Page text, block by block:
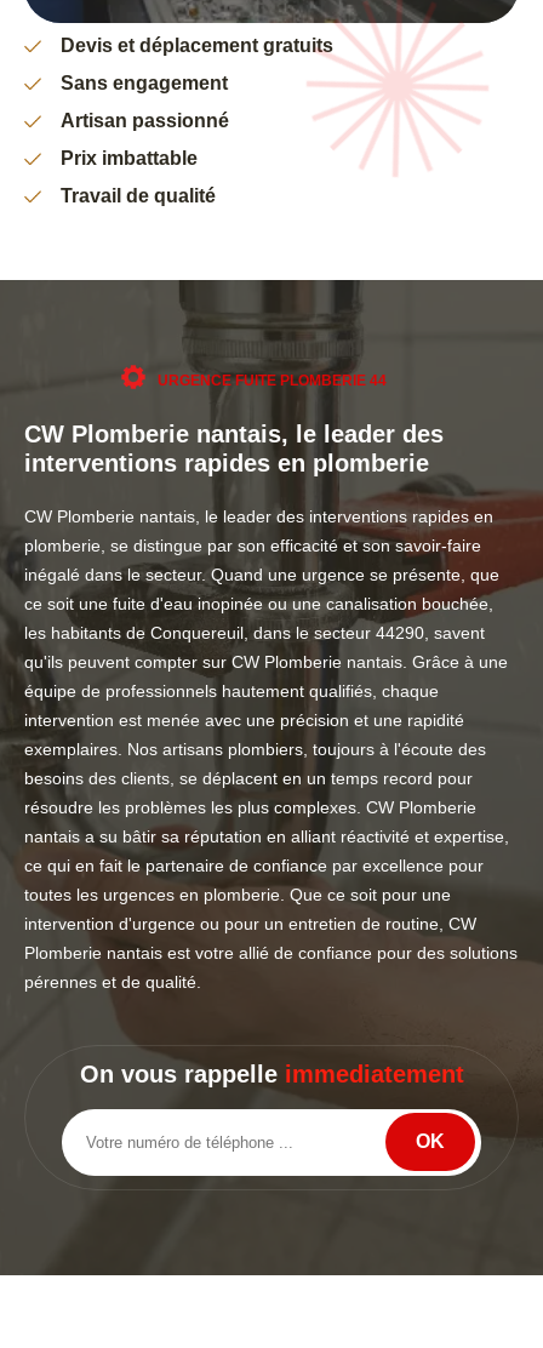
Devis et déplacement gratuits
Sans engagement
Artisan passionné
Prix imbattable
Travail de qualité
URGENCE FUITE PLOMBERIE 44
CW Plomberie nantais, le leader des
interventions rapides en plomberie
CW Plomberie nantais, le leader des interventions rapides en
plomberie, se distingue par son efficacité et son savoir-faire
inégalé dans le secteur. Quand une urgence se présente, que
ce soit une fuite d'eau inopinée ou une canalisation bouchée,
les habitants de Conquereuil, dans le secteur 44290, savent
qu'ils peuvent compter sur CW Plomberie nantais. Grâce à une
équipe de professionnels hautement qualifiés, chaque
intervention est menée avec une précision et une rapidité
exemplaires. Nos artisans plombiers, toujours à l'écoute des
besoins des clients, se déplacent en un temps record pour
résoudre les problèmes les plus complexes. CW Plomberie
nantais a su bâtir sa réputation en alliant réactivité et expertise,
ce qui en fait le partenaire de confiance par excellence pour
toutes les urgences en plomberie. Que ce soit pour une
intervention d'urgence ou pour un entretien de routine, CW
Plomberie nantais est votre allié de confiance pour des solutions
pérennes et de qualité.
On vous rappelle immediatement